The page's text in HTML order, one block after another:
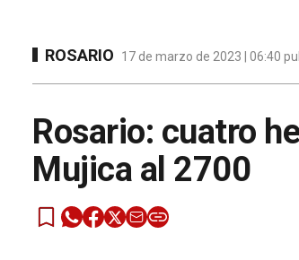
ROSARIO 17 de marzo de 2023 | 06:40
Rosario: cuatro
Mujica al 2700